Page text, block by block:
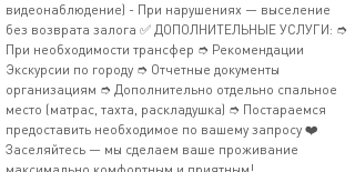
видеонаблюдение) - При нарушениях — выселение
без возврата залога ✅ ДОПОЛНИТЕЛЬНЫЕ УСЛУГИ: ➮
При необходимости трансфер ➮ Рекомендации
Экскурсии по городу ➮ Отчетные документы
организациям ➮ Дополнительно отдельно спальное
место (матрас, тахта, раскладушка) ➮ Постараемся
предоставить необходимое по вашему запросу ❤️
Заселяйтесь — мы сделаем ваше проживание